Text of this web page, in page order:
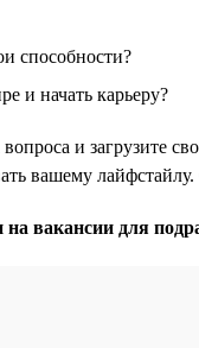
способности?
и начать карьеру?
и загрузите
вашему
вакансии для